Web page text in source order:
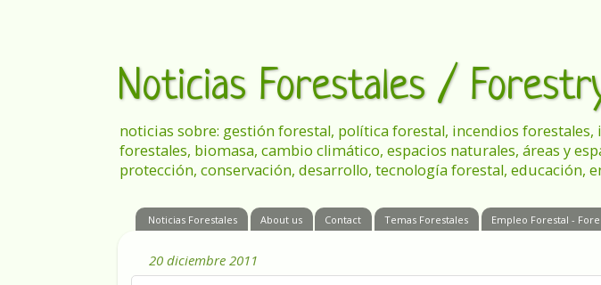
Noticias Forestales /
noticias sobre: gestión forestal, política forestal, incendios
forestales, biomasa, cambio climático, espacios naturales, áreas y
protección, conservación, desarrollo, tecnología forestal, educación,
Noticias Forestales About us Contact Temas Forestales Empleo Forestal -
20 diciembre 2011